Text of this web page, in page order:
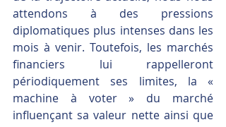
attendons à des pressions
diplomatiques plus intenses dans les
mois à venir. Toutefois, les marchés
financiers lui rappelleront
périodiquement ses limites, la «
machine à voter » du marché
influençant sa valeur nette ainsi que